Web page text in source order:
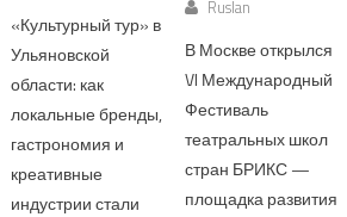
«Культурный тур» в
Ульяновской
области: как
локальные бренды,
гастрономия и
креативные
индустрии стали
Ruslan
В Москве открылся
VI Международный
Фестиваль
театральных школ
стран БРИКС —
площадка развития